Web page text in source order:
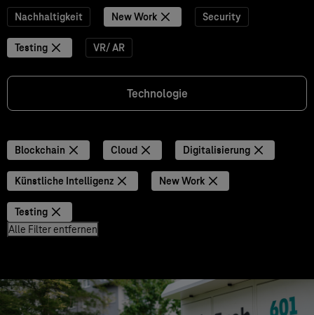
Nachhaltigkeit New Work Security
Testing VR/ AR
Technologie
Blockchain Cloud Digitalisierung
Künstliche Intelligenz New Work
Testing
Alle Filter entfernen